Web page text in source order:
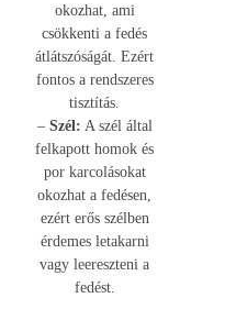
okozhat, ami
csökkenti a fedés
átlátszóságát. Ezért
fontos a rendszeres
tisztítás.
– Szél: A szél által
felkapott homok és
por karcolásokat
okozhat a fedésen,
ezért erős szélben
érdemes letakarni
vagy leereszteni a
fedést.